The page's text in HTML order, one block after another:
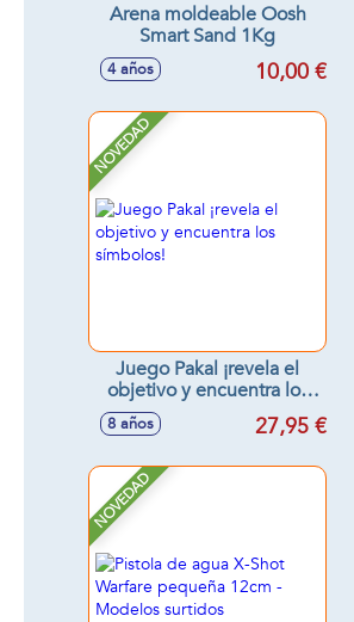
Arena moldeable Oosh
Smart Sand 1Kg
4 años 10,00 €
NOVEDAD
Juego Pakal ¡revela el
objetivo y encuentra los
8 años 27,95 €
NOVEDAD